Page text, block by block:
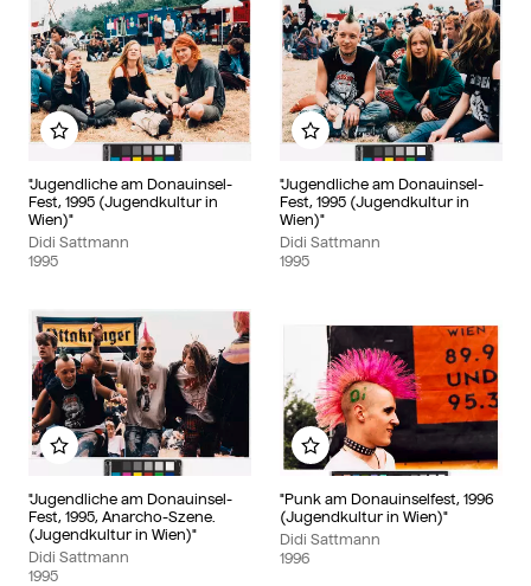
"Jugendliche am Donauinsel-
Fest, 1995 (Jugendkultur in
Wien)"
Didi Sattmann
1995
Zu meinem Album hinzufügen
"Jugendliche am Donauinsel-
Fest, 1995 (Jugendkultur in
Wien)"
Didi Sattmann
1995
Zu meinem Album
"Jugendliche am Donauinsel-
Fest, 1995, Anarcho-Szene.
(Jugendkultur in Wien)"
Didi Sattmann
1995
Zu meinem Album hinzufügen
"Punk am Donauinselfest, 1996
(Jugendkultur in Wien)"
Didi Sattmann
1996
Zu meinem Album